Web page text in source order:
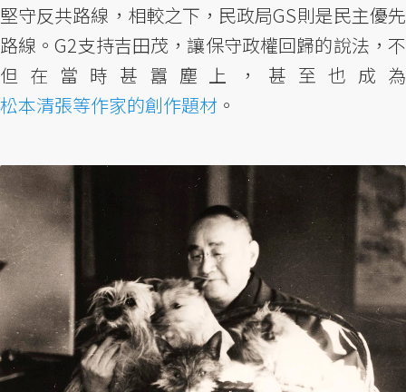
堅守反共路線，相較之下，民政局GS則是民主優先
路線。G2支持吉田茂，讓保守政權回歸的說法，不
但在當時甚囂塵上，甚至也成為
松本清張等作家的創作題材 。